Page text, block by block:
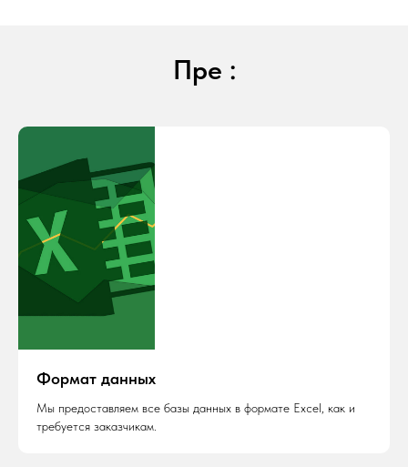
Пре :
Формат данных
Мы предоставляем все базы данных в формате Excel, как и
требуется заказчикам.